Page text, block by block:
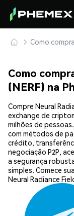
Como
Como
(NERF) na
Compre Neural
exchange de
milhões de
com métodos de
crédito,
negociação P2P,
a segurança
simples. Comece
Neural Radiance